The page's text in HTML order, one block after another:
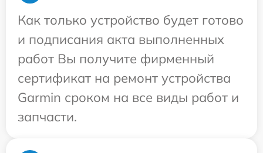
Как только устройство будет готово
и подписания акта выполненных
работ Вы получите фирменный
сертификат на ремонт устройства
Garmin сроком на все виды работ и
запчасти.